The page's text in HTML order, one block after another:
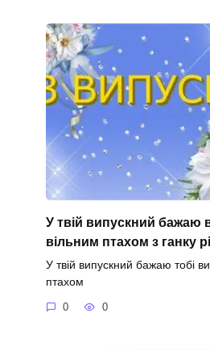
У твій випускний бажаю
вільним птахом з ганку
У твій випускний бажаю тобі
птахом
0 0